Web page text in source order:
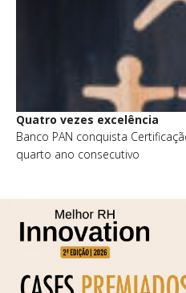
Quatro vezes excelência
Banco PAN conquista
quarto ano consecutivo